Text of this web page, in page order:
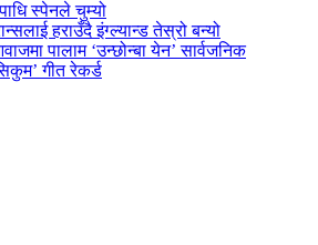
स्पेनले चुम्यो
हराउँदै इंग्ल्यान्ड तेस्रो बन्यो
पालाम ‘उन्छोन्बा येन’ सार्वजनिक
गीत रेकर्ड